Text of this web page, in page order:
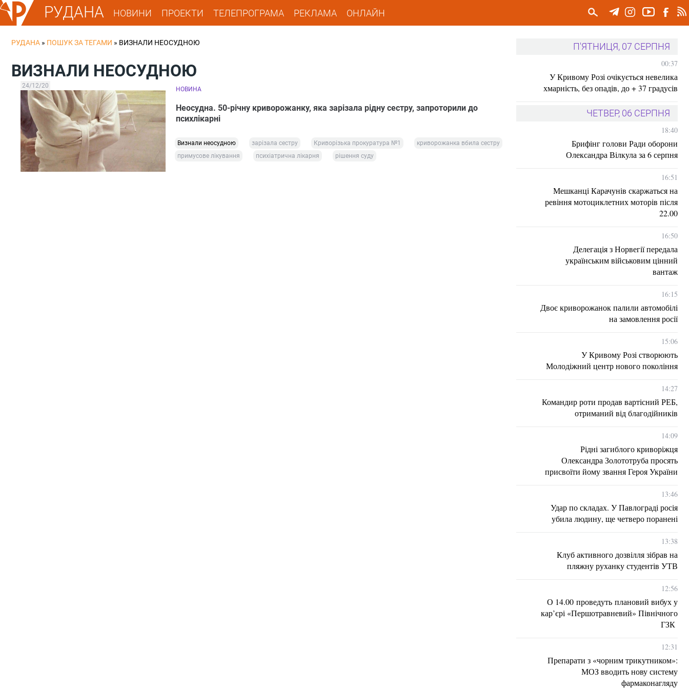
РУДАНА НОВИНИ ПРОЕКТИ ТЕЛЕПРОГРАМА РЕКЛАМА ОНЛАЙН
РУДАНА » ПОШУК ЗА ТЕГАМИ » ВИЗНАЛИ НЕОСУДНОЮ
ВИЗНАЛИ НЕОСУДНОЮ
24/12/20 НОВИНА
Неосудна. 50-річну криворожанку, яка зарізала рідну сестру, запроторили до
психлікарні
Визнали неосудною зарізала сестру Криворізька прокуратура №1
криворожанка вбила сестру
примусове лікування
психіатрична лікарня рішення суду
П'ЯТНИЦЯ, 07 СЕРПНЯ
00:37
У Кривому Розі очікується невелика
хмарність, без опадів, до + 37 градусів
ЧЕТВЕР, 06 СЕРПНЯ
18:40
Брифінг голови Ради оборони
Олександра Вілкула за 6 серпня
16:51
Мешканці Карачунів скаржаться на
ревіння мотоциклетних моторів після
22.00
16:50
Делегація з Норвегії передала
українським військовим цінний
вантаж
16:15
Двоє криворожанок палили автомобілі
на замовлення росії
15:06
У Кривому Розі створюють
Молодіжний центр нового покоління
14:27
Командир роти продав вартісний РЕБ,
отриманий від благодійників
14:09
Рідні загиблого криворіжця
Олександра Золототруба просять
присвоїти йому звання Героя України
13:46
Удар по складах. У Павлограді росія
убила людину, ще четверо поранені
13:38
Клуб активного дозвілля зібрав на
пляжну руханку студентів УТВ
12:56
О 14.00 проведуть плановий вибух у
кар’єрі «Першотравневий» Північного
ГЗК
12:31
Препарати з «чорним трикутником»:
МОЗ вводить нову систему
фармаконагляду